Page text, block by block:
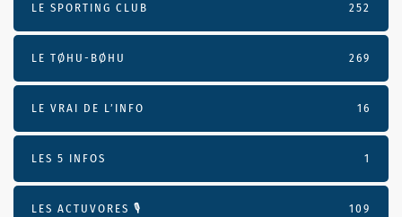
LE SPORTING CLUB 252
LE TØHU-BØHU 269
LE VRAI DE L’INFO 16
LES 5 INFOS 1
LES ACTUVORES 🎙 109